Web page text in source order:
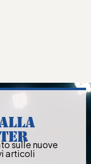
sulle nuove
articoli